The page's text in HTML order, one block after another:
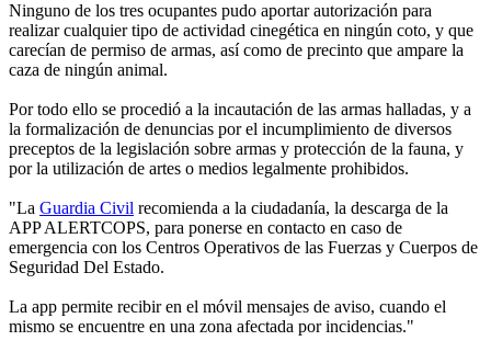
Ninguno de los tres ocupantes pudo aportar autorización para
realizar cualquier tipo de actividad cinegética en ningún coto, y que
carecían de permiso de armas, así como de precinto que ampare la
caza de ningún animal.
Por todo ello se procedió a la incautación de las armas halladas, y a
la formalización de denuncias por el incumplimiento de diversos
preceptos de la legislación sobre armas y protección de la fauna, y
por la utilización de artes o medios legalmente prohibidos.
"La Guardia Civil recomienda a la ciudadanía, la descarga de la
APP ALERTCOPS, para ponerse en contacto en caso de
emergencia con los Centros Operativos de las Fuerzas y Cuerpos de
Seguridad Del Estado.
La app permite recibir en el móvil mensajes de aviso, cuando el
mismo se encuentre en una zona afectada por incidencias."